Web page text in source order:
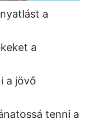
a
a
a jövő
tenni a